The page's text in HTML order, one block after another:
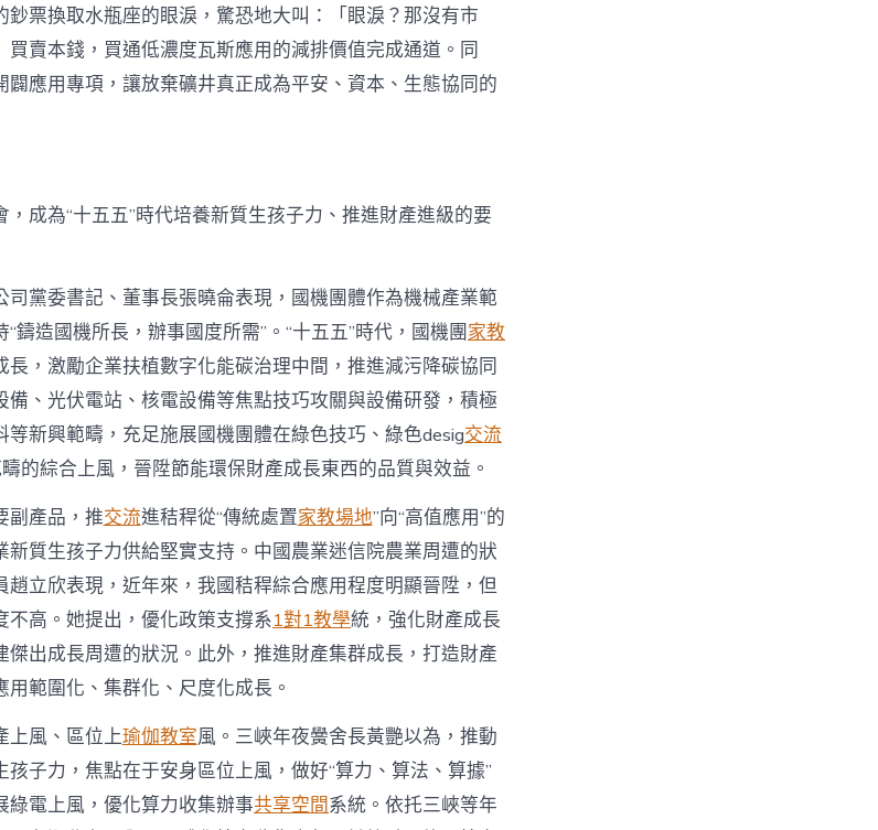
鈔票換取水瓶座的眼淚，驚恐地大叫：「眼淚？那沒有市
賣本錢，買通低濃度瓦斯應用的減排價值完成通道。同
闢應用專項，讓放棄礦井真正成為平安、資本、生態協同的
成為“十五五”時代培養新質生孩子力、推進財產進級的要
司黨委書記、董事長張曉侖表現，國機團體作為機械產業範
鑄造國機所長，辦事國度所需”。“十五五”時代，國機團家教
長，激勵企業扶植數字化能碳治理中間，推進減污降碳協同
備、光伏電站、核電設備等焦點技巧攻關與設備研發，積極
新興範疇，充足施展國機團體在綠色技巧、綠色desig交流
的綜合上風，晉陞節能環保財產成長東西的品質與效益。
副產品，推交流進秸稈從“傳統處置家教場地”向“高值應用”的
質生孩子力供給堅實支持。中國農業迷信院農業周遭的狀
趙立欣表現，近年來，我國秸稈綜合應用程度明顯晉陞，但
高。她提出，優化政策支撐系1對1教學統，強化財產成長
出成長周遭的狀況。此外，推進財產集群成長，打造財產
範圍化、集群化、尺度化成長。
上風、區位上瑜伽教室風。三峽年夜黌舍長黃艷以為，推動
子力，焦點在于安身區位上風，做好“算力、算法、算據”
電上風，優化算力收集辦事共享空間系統。依托三峽等年